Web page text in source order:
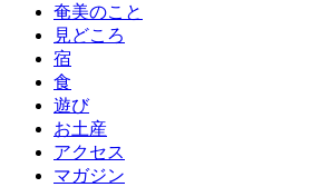
奄美のこと
見どころ
宿
食
遊び
お土産
アクセス
マガジン